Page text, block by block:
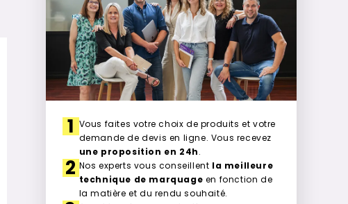
1 Vous faites votre choix de produits et votre
demande de devis en ligne. Vous recevez
une proposition en 24h.
2 Nos experts vous conseillent la meilleure
technique de marquage en fonction de
la matière et du rendu souhaité.